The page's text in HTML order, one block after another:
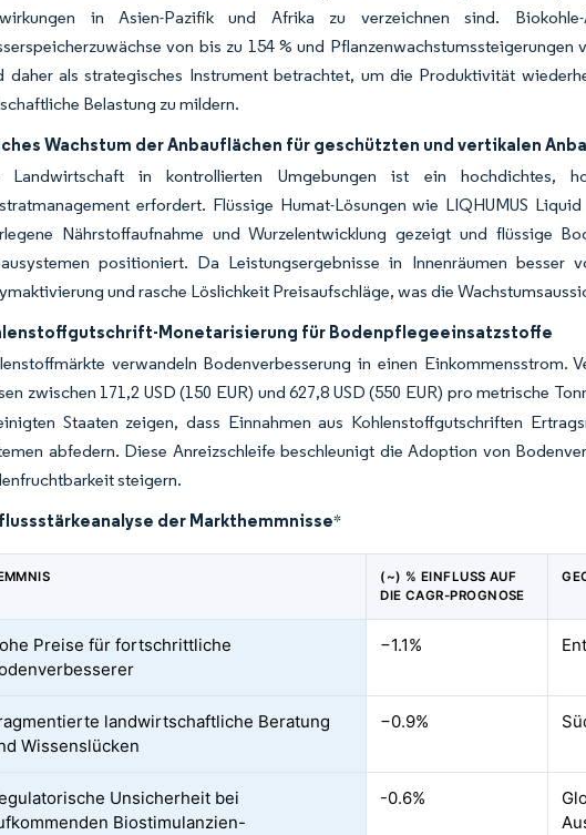
in Asien-Pazifik und Afrika zu verzeichnen sind. Biokohle-
von bis zu 154 % und
daher als strategisches Instrument betrachtet, um die Produktivität
Belastung zu mildern.
Wachstum der Anbauflächen für geschützten und vertikalen
Landwirtschaft in kontrollierten Umgebungen ist ein hochdichtes,
erfordert. Flüssige Humat-Lösungen wie LIQHUMUS
Nährstoffaufnahme und Wurzelentwicklung gezeigt und flüssige
positioniert. Da Leistungsergebnisse in Innenräumen besser
und rasche Löslichkeit Preisaufschläge, was die
Monetarisierung für Bodenpflegeeinsatzstoffe
verwandeln Bodenverbesserung in einen Einkommensstrom.
zwischen 171,2 USD (150 EUR) und 627,8 USD (550 EUR) pro metrische
Staaten zeigen, dass Einnahmen aus Kohlenstoffgutschriften
abfedern. Diese Anreizschleife beschleunigt die Adoption von
steigern.
der Markthemmnisse*
(~) % EINFLUSS AUF
DIE CAGR-PROGNOSE
Preise für fortschrittliche
−1.1%
landwirtschaftliche Beratung
Wissenslücken
−0.9%
Unsicherheit bei
Biostimulanzien-
-0.6%